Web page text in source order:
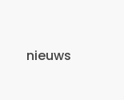
nieuws